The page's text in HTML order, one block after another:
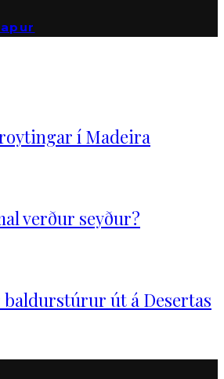
í Madeira
verður seyður?
út á Desertas